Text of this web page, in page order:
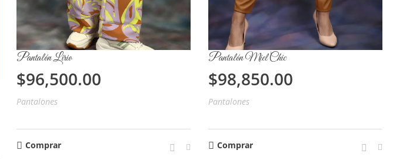
Pantalón Lirio
$96,500.00
Pantalones
Comprar
Pantalón Miel Chic
$98,850.00
Pantalones
Comprar